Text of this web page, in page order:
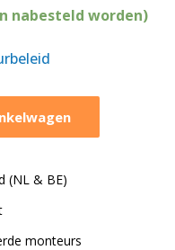
nabesteld worden)
(NL & BE)
monteurs